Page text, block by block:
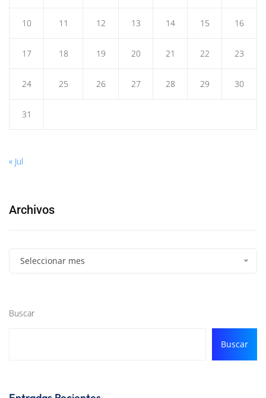
10 11 12 13 14 15 16
17 18 19 20 21 22 23
24 25 26 27 28 29 30
31
« Jul
Archivos
Seleccionar mes
Buscar
Buscar